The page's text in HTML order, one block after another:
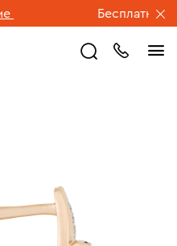
Бесплатная